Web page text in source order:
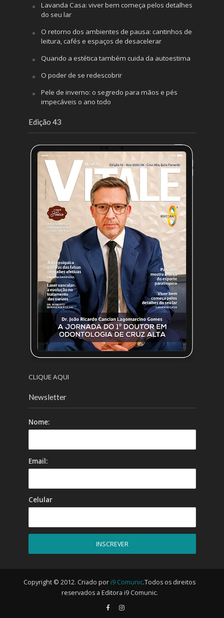
Lavanda Casa: viver bem começa pelos detalhes
do seu lar
O retorno dos ambientes de pausa: cantinhos de
leitura, cafés e espaços de desacelerar
Quando a estética também cuida da autoestima
O poder de se redescobrir
Pele de inverno: o segredo para mãos e pés
impecáveis o ano todo
Edição 43
CLIQUE AQUI
Newsletter
Nome:
Email:
Celular
Copyright © 2012. Criado por i9 Comunic.Todos os direitos
reservados a Editora i9 Comunic.